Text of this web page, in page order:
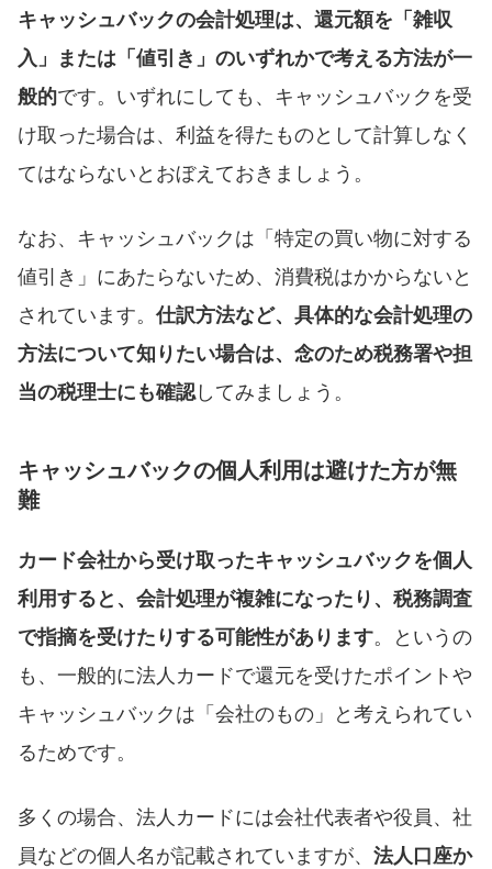
キャッシュバックの会計処理は、還元額を「雑収
入」または「値引き」のいずれかで考える方法が一
般的です。いずれにしても、キャッシュバックを受
け取った場合は、利益を得たものとして計算しなく
てはならないとおぼえておきましょう。
なお、キャッシュバックは「特定の買い物に対する
値引き」にあたらないため、消費税はかからないと
されています。 仕訳方法など、具体的な会計処理の
方法について知りたい場合は、念のため税務署や担
当の税理士にも確認してみましょう。
キャッシュバックの個人利用は避けた方が無
難
カード会社から受け取ったキャッシュバックを個人
利用すると、会計処理が複雑になったり、税務調査
で指摘を受けたりする可能性があります。というの
も、一般的に法人カードで還元を受けたポイントや
キャッシュバックは「会社のもの」と考えられてい
るためです。
多くの場合、法人カードには会社代表者や役員、社
員などの個人名が記載されていますが、 法人口座か